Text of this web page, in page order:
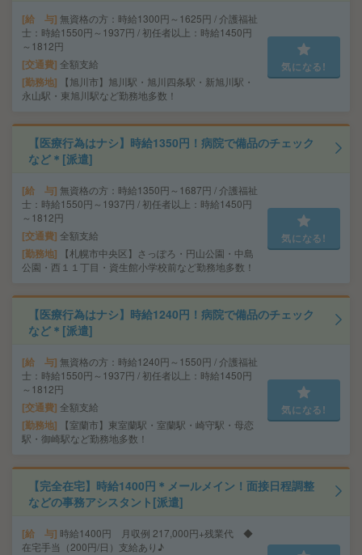
給 与 無資格の方：時給1300円～1625円 / 介護福祉
士：時給1550円～1937円 / 初任者以上：時給1450円
～1812円
交通費 全額支給
勤務地
【旭川市】旭川駅・旭川四条駅・新旭川駅・
永山駅・東旭川駅など勤務地多数！
気になる!
【医療行為はナシ】時給1350円！病院で備品のチェック
など＊[派遣]
給 与 無資格の方：時給1350円～1687円 / 介護福祉
士：時給1550円～1937円 / 初任者以上：時給1450円
～1812円
交通費 全額支給
勤務地
【札幌市中央区】さっぽろ・円山公園・中島
公園・西１１丁目・資生館小学校前など勤務地多数！
気になる!
【医療行為はナシ】時給1240円！病院で備品のチェック
など＊[派遣]
給 与 無資格の方：時給1240円～1550円 / 介護福祉
士：時給1550円～1937円 / 初任者以上：時給1450円
～1812円
交通費 全額支給
勤務地
【室蘭市】東室蘭駅・室蘭駅・崎守駅・母恋
駅・御崎駅など勤務地多数！
気になる!
【完全在宅】時給1400円＊メールメイン！面接日程調整
などの事務アシスタント[派遣]
給 与 時給1400円 月収例 217,000円+残業代 ◆
在宅手当（200円/日）支給あり♪